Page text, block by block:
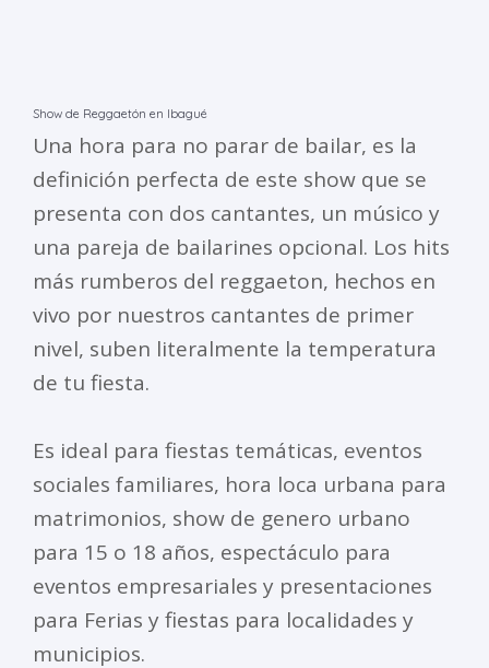
Show de Reggaetón en Ibagué
Una hora para no parar de bailar, es la
definición perfecta de este show que se
presenta con dos cantantes, un músico y
una pareja de bailarines opcional. Los hits
más rumberos del reggaeton, hechos en
vivo por nuestros cantantes de primer
nivel, suben literalmente la temperatura
de tu fiesta.
Es ideal para fiestas temáticas, eventos
sociales familiares, hora loca urbana para
matrimonios, show de genero urbano
para 15 o 18 años, espectáculo para
eventos empresariales y presentaciones
para Ferias y fiestas para localidades y
municipios.